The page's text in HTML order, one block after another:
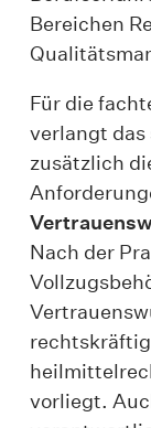
Bereichen
Für die
verlangt
zusätzlich
Nach der
vorliegt.